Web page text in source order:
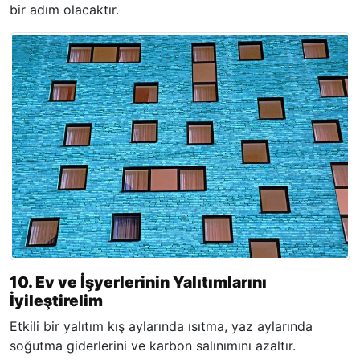
bir adım olacaktır.
10. Ev ve İşyerlerinin Yalıtımlarını
İyileştirelim
Etkili bir yalıtım kış aylarında ısıtma, yaz aylarında
soğutma giderlerini ve karbon salınımını azaltır.